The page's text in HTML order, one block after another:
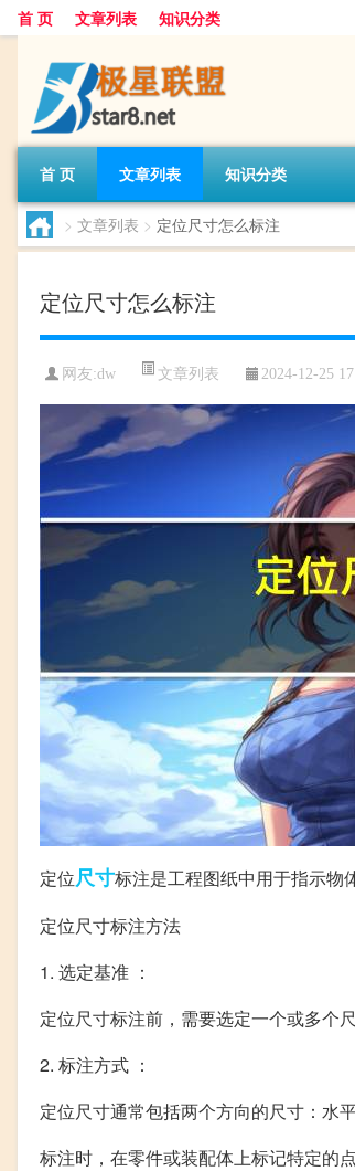
首 页 文章列表 知识分类
首 页 文章列表 知识分类
> 文章列表 > 定位尺寸怎么标注
定位尺寸怎么标注
网友:dw 文章列表 2024-12-25
定位尺寸标注是工程图纸中用于指示物
定位尺寸标注方法
1. 选定基准 ：
定位尺寸标注前，需要选定一个或多个
2. 标注方式 ：
定位尺寸通常包括两个方向的尺寸：水
标注时，在零件或装配体上标记特定的